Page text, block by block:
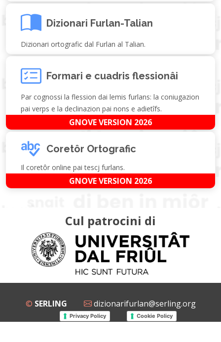
Dizionari Furlan-Talian
Dizionari ortografic dal Furlan al Talian.
Formari e cuadris flessionâi
Par cognossi la flession dai lemis furlans: la coniugazion
pai verps e la declinazion pai nons e adietîfs.
GNOVE VERSION 2026
Coretôr Ortografic
Il coretôr online pai tescj furlans.
GNOVE VERSION 2026
Cul patrocini di
© SERLING dizionarifurlan@serling.org
Privacy Policy Cookie Policy